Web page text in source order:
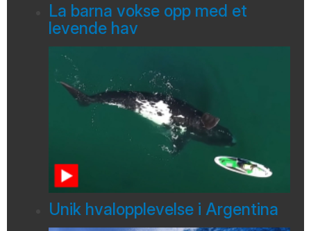
La barna vokse opp med et
levende hav
Unik hvalopplevelse i Argentina